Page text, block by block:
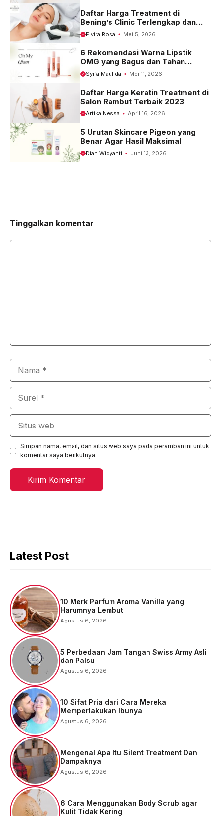
Daftar Harga Treatment di
Bening’s Clinic Terlengkap dan
Terbaru 2023
Elvira Rosa Mei 5, 2026
6 Rekomendasi Warna Lipstik
OMG yang Bagus dan Tahan
Seharian
Syifa Maulida Mei 11, 2026
Daftar Harga Keratin Treatment di
Salon Rambut Terbaik 2023
Artika Nessa April 16, 2026
5 Urutan Skincare Pigeon yang
Benar Agar Hasil Maksimal
Dian Widyanti Juni 13, 2026
Tinggalkan komentar
Simpan nama, email, dan situs web saya pada peramban ini untuk
komentar saya berikutnya.
Latest Post
10 Merk Parfum Aroma Vanilla yang
Harumnya Lembut
Agustus 6, 2026
5 Perbedaan Jam Tangan Swiss Army Asli
dan Palsu
Agustus 6, 2026
10 Sifat Pria dari Cara Mereka
Memperlakukan Ibunya
Agustus 6, 2026
Mengenal Apa Itu Silent Treatment Dan
Dampaknya
Agustus 6, 2026
6 Cara Menggunakan Body Scrub agar
Kulit Tidak Kering